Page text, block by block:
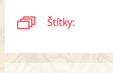
Štítky: